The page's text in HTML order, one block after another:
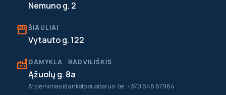
Nemuno g. 2
storefrontŠIAULIAI
Vytauto g. 122
factoryGAMYKLA · RADVILIŠKIS
Ąžuolų g. 8a
Atsiėmimas iš anksto susitarus · tel. +370 648 67964